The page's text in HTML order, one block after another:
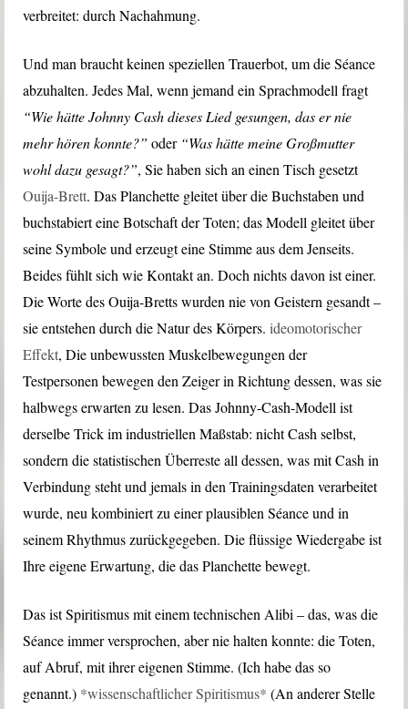
verbreitet: durch Nachahmung.
Und man braucht keinen speziellen Trauerbot, um die Séance
abzuhalten. Jedes Mal, wenn jemand ein Sprachmodell fragt
“Wie hätte Johnny Cash dieses Lied gesungen, das er nie
mehr hören konnte?” oder “Was hätte meine Großmutter
wohl dazu gesagt?”, Sie haben sich an einen Tisch gesetzt
Ouija-Brett. Das Planchette gleitet über die Buchstaben und
buchstabiert eine Botschaft der Toten; das Modell gleitet über
seine Symbole und erzeugt eine Stimme aus dem Jenseits.
Beides fühlt sich wie Kontakt an. Doch nichts davon ist einer.
Die Worte des Ouija-Bretts wurden nie von Geistern gesandt –
sie entstehen durch die Natur des Körpers.ideomotorischer
Effekt, Die unbewussten Muskelbewegungen der
Testpersonen bewegen den Zeiger in Richtung dessen, was sie
halbwegs erwarten zu lesen. Das Johnny-Cash-Modell ist
derselbe Trick im industriellen Maßstab: nicht Cash selbst,
sondern die statistischen Überreste all dessen, was mit Cash in
Verbindung steht und jemals in den Trainingsdaten verarbeitet
wurde, neu kombiniert zu einer plausiblen Séance und in
seinem Rhythmus zurückgegeben. Die flüssige Wiedergabe ist
Ihre eigene Erwartung, die das Planchette bewegt.
Das ist Spiritismus mit einem technischen Alibi – das, was die
Séance immer versprochen, aber nie halten konnte: die Toten,
auf Abruf, mit ihrer eigenen Stimme. (Ich habe das so
genannt.) *wissenschaftlicher Spiritismus* (An anderer Stelle